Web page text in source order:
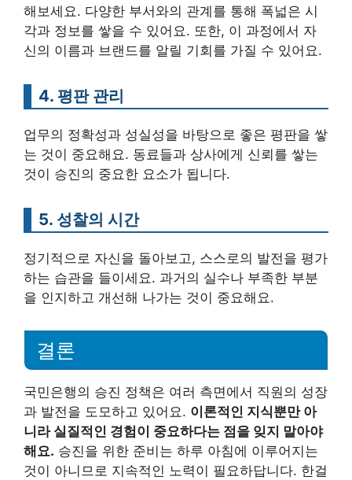
해보세요. 다양한 부서와의 관계를 통해 폭넓은 시
각과 정보를 쌓을 수 있어요. 또한, 이 과정에서 자
신의 이름과 브랜드를 알릴 기회를 가질 수 있어요.
4. 평판 관리
업무의 정확성과 성실성을 바탕으로 좋은 평판을 쌓
는 것이 중요해요. 동료들과 상사에게 신뢰를 쌓는
것이 승진의 중요한 요소가 됩니다.
5. 성찰의 시간
정기적으로 자신을 돌아보고, 스스로의 발전을 평가
하는 습관을 들이세요. 과거의 실수나 부족한 부분
을 인지하고 개선해 나가는 것이 중요해요.
결론
국민은행의 승진 정책은 여러 측면에서 직원의 성장
과 발전을 도모하고 있어요. 이론적인 지식뿐만 아
니라 실질적인 경험이 중요하다는 점을 잊지 말아야
해요. 승진을 위한 준비는 하루 아침에 이루어지는
것이 아니므로 지속적인 노력이 필요하답니다. 한걸